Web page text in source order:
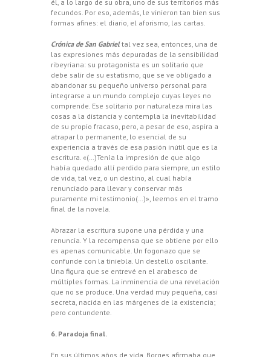
él, a lo largo de su obra, uno de sus territorios más
fecundos. Por eso, además, le vinieron tan bien sus
formas afines: el diario, el aforismo, las cartas.
Crónica de San Gabrieltal vez sea, entonces, una de
las expresiones más depuradas de la sensibilidad
ribeyriana: su protagonista es un solitario que
debe salir de su estatismo, que se ve obligado a
abandonar su pequeño universo personal para
integrarse a un mundo complejo cuyas leyes no
comprende. Ese solitario por naturaleza mira las
cosas a la distancia y contempla la inevitabilidad
de su propio fracaso, pero, a pesar de eso, aspira a
atrapar lo permanente, lo esencial de su
experiencia a través de esa pasión inútil que es la
escritura. «(…)Tenía la impresión de que algo
había quedado allí perdido para siempre, un estilo
de vida, tal vez, o un destino, al cual había
renunciado para llevar y conservar más
puramente mi testimonio(…)», leemos en el tramo
final de la novela.
Abrazar la escritura supone una pérdida y una
renuncia. Y la recompensa que se obtiene por ello
es apenas comunicable. Un fogonazo que se
confunde con la tiniebla. Un destello oscilante.
Una figura que se entrevé en el arabesco de
múltiples formas. La inminencia de una revelación
que no se produce. Una verdad muy pequeña, casi
secreta, nacida en las márgenes de la existencia;
pero contundente.
6. Paradoja final.
En sus últimos años de vida, Borges afirmaba que